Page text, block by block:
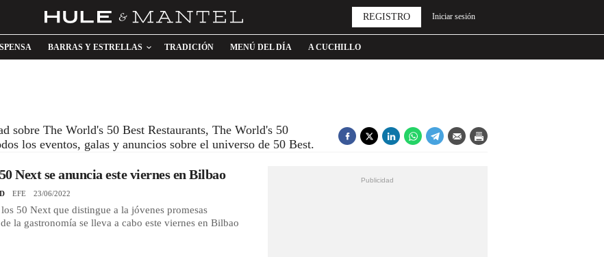
BARRAS Y ESTRELLAS TRADICIÓN MENÚ DEL DÍA A CUCHILLO
REGISTRO Iniciar sesión
sobre The World's 50 Best Restaurants, The World's 50
los eventos, galas y anuncios sobre el universo de 50 Best.
Next se anuncia este viernes en Bilbao
EFE 23/06/2022
50 Next que distingue a la jóvenes promesas
la gastronomía se lleva a cabo este viernes en Bilbao